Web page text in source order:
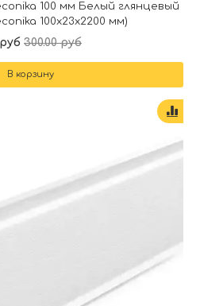
100 мм Белый глянцевый
100х23х2200 мм)
300.00 руб
В корзину